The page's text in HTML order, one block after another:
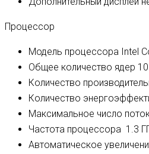
Процессор
Модель процессора Intel
Общее количество ядер 10
Количество
Количество
Максимальное число
Частота процессора 1.3
Автоматическое